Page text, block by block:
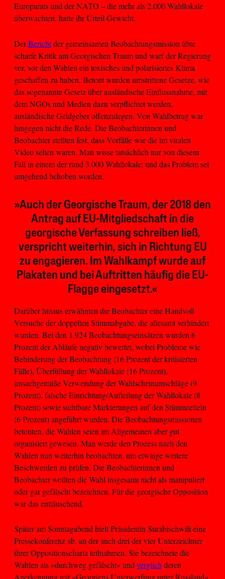
Europarats und der NATO – die mehr als 2.000 Wahllokale
überwachten, hatte ihr Urteil Gewicht.
DerBerichtder gemeinsamen Beobachtungsmission übte
scharfe Kritik am Georgischen Traum und warf der Regierung
vor, vor den Wahlen ein toxisches und polarisiertes Klima
geschaffen zu haben. Betont wurden umstrittene Gesetze, wie
das sogenannte Gesetz über ausländische Einflussnahme, mit
dem NGOs und Medien dazu verpflichtet werden,
ausländische Geldgeber offenzulegen. Von Wahlbetrug war
hingegen nicht die Rede. Die Beobachterinnen und
Beobachter stellten fest, dass Vorfälle wie die im viralen
Video selten waren. Man wisse tatsächlich nur von diesem
Fall in einem der rund 3.000 Wahllokale; und das Problem sei
umgehend behoben worden.
»Auch der Georgische Traum, der 2018 den
Antrag auf EU-Mitgliedschaft in die
georgische Verfassung schreiben ließ,
verspricht weiterhin, sich in Richtung EU
zu engagieren. Im Wahlkampf wurde auf
Plakaten und bei Auftritten häufig die EU-
Flagge eingesetzt.«
Darüber hinaus erwähnten die Beobachter eine Handvoll
Versuche der doppelten Stimmabgabe, die allesamt verhindert
wurden. Bei den 1.924 Beobachtungseinsätzen wurden 6
Prozent der Abläufe negativ bewertet, wobei Probleme wie
Behinderung der Beobachtung (16 Prozent der kritisierten
Fälle), Überfüllung der Wahllokale (16 Prozent),
unsachgemäße Verwendung der Wahlscheinumschläge (9
Prozent), falsche Einrichtung/Aufteilung der Wahllokale (8
Prozent) sowie sichtbare Markierungen auf den Stimmzetteln
(6 Prozent) angeführt wurden. Die Beobachtungsmissionen
betonten, die Wahlen seien im Allgemeinen aber gut
organisiert gewesen. Man werde den Prozess nach den
Wahlen nun weiterhin beobachten, um etwaige weitere
Beschwerden zu prüfen. Die Beobachterinnen und
Beobachter wollten die Wahl insgesamt nicht als manipuliert
oder gar gefälscht bezeichnen. Für die georgische Opposition
war das enttäuschend.
Später am Sonntagabend hielt Präsidentin Surabischwili eine
Pressekonferenz ab, an der auch drei der vier Unterzeichner
ihrer Oppositionscharta teilnahmen. Sie bezeichnete die
Wahlen als »durchweg gefälscht« undverglichderen